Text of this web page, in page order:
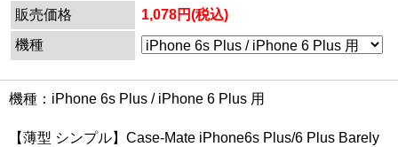
販売価格
1,078円(税込)
機種
機種：iPhone 6s Plus / iPhone 6 Plus 用
【薄型 シンプル】Case-Mate iPhone6s Plus/6 Plus Barely